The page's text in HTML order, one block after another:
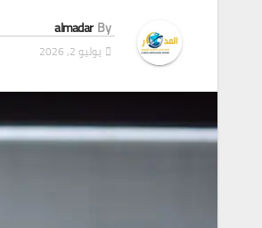
By
almadar
يوليو 2, 2026